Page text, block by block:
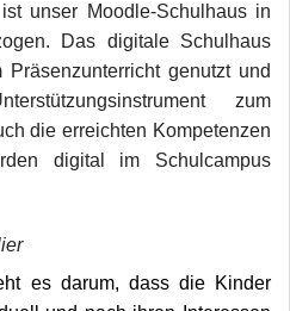
unser Moodle-Schulhaus in
Das digitale Schulhaus
genutzt und
zum
die erreichten Kompetenzen
digital im Schulcampus
es darum, dass die Kinder